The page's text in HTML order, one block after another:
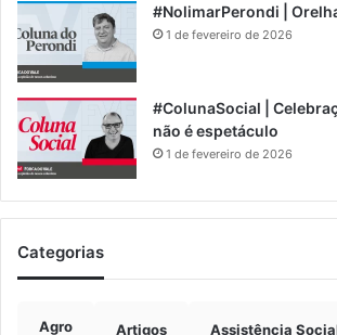
#NolimarPerondi |
1 de fevereiro de 2026
#ColunaSocial |
não é espetáculo
1 de fevereiro de 2026
Categorias
Agro Artigos Assistência